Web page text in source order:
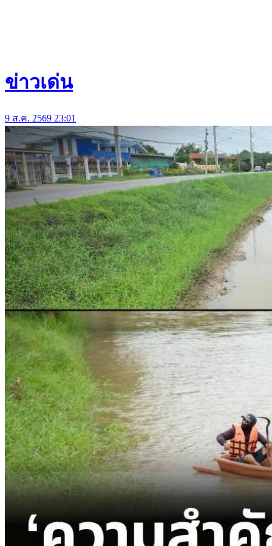
ข่าวเด่น
9 ส.ค. 2569 23:01